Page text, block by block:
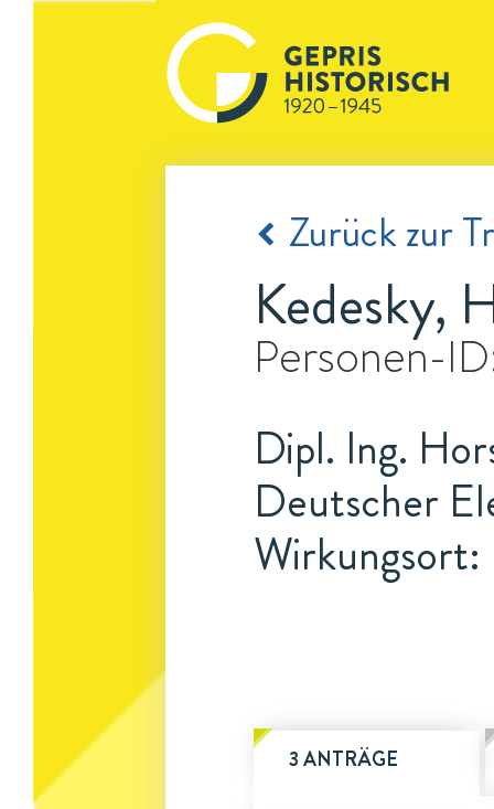
Zurück zur
Kedesky,
Personen-
Dipl. Ing.
Deutscher
3 ANTRÄGE